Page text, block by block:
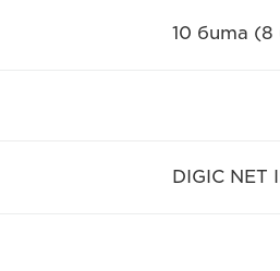
10 бита
DIGIC NET